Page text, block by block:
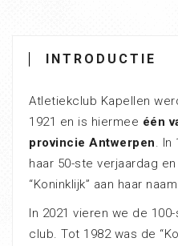
INTRODUCTIE
Atletiekclub Kapellen
1921 en is hiermee één
provincie Antwerpen. In
haar 50-ste verjaardag
“Koninklijk” aan haar
In 2021 vieren we de
club. Tot 1982 was de